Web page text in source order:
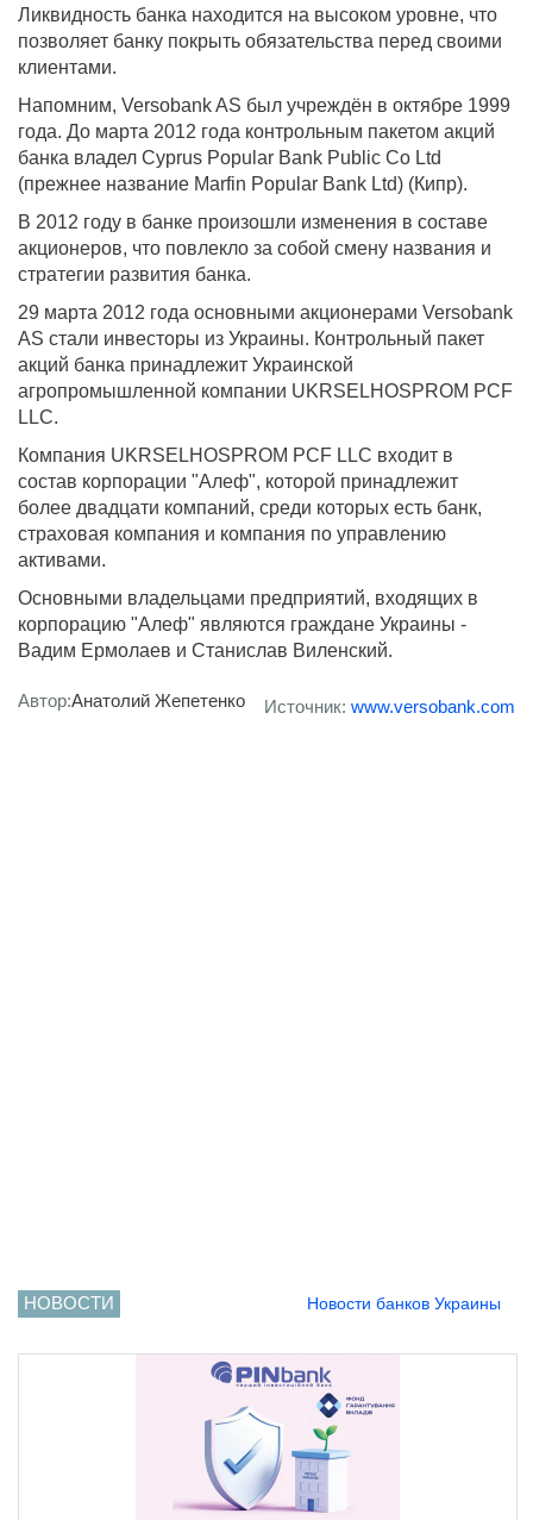
Ликвидность банка находится на высоком уровне, что
позволяет банку покрыть обязательства перед своими
клиентами.
Напомним, Versobank AS был учреждён в октябре 1999
года. До марта 2012 года контрольным пакетом акций
банка владел Cyprus Popular Bank Public Co Ltd
(прежнее название Marfin Popular Bank Ltd) (Кипр).
В 2012 году в банке произошли изменения в составе
акционеров, что повлекло за собой смену названия и
стратегии развития банка.
29 марта 2012 года основными акционерами Versobank
AS стали инвесторы из Украины. Контрольный пакет
акций банка принадлежит Украинской
агропромышленной компании UKRSELHOSPROM PCF
LLC.
Компания UKRSELHOSPROM PCF LLC входит в
состав корпорации "Алеф", которой принадлежит
более двадцати компаний, среди которых есть банк,
страховая компания и компания по управлению
активами.
Основными владельцами предприятий, входящих в
корпорацию "Алеф" являются граждане Украины -
Вадим Ермолаев и Станислав Виленский.
Автор:Анатолий Жепетенко Источник: www.versobank.com
НОВОСТИ Новости банков Украины